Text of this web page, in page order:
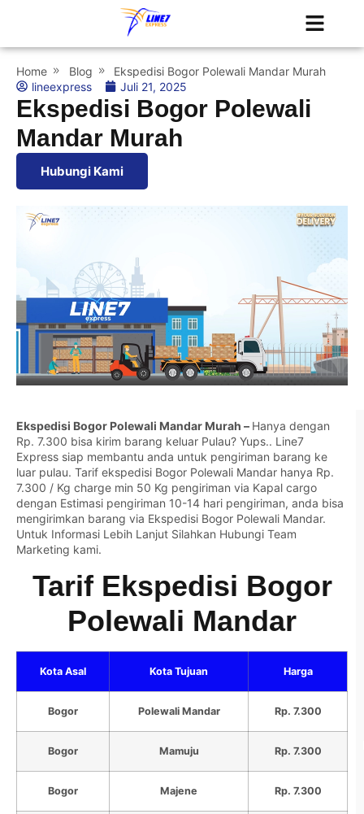
Home Blog
Ekspedisi Bogor Polewali Mandar Murah
lineexpress
Juli 21, 2025
Ekspedisi Bogor Polewali
Mandar Murah
Hubungi Kami
Ekspedisi Bogor Polewali Mandar Murah – Hanya dengan
Rp. 7.300 bisa kirim barang keluar Pulau? Yups.. Line7
Express siap membantu anda untuk pengiriman barang ke
luar pulau. Tarif ekspedisi Bogor Polewali Mandar hanya Rp.
7.300 / Kg charge min 50 Kg pengiriman via Kapal cargo
dengan Estimasi pengiriman 10-14 hari pengiriman, anda bisa
mengirimkan barang via Ekspedisi Bogor Polewali Mandar.
Untuk Informasi Lebih Lanjut Silahkan Hubungi Team
Marketing kami.
Tarif Ekspedisi Bogor
Polewali Mandar
Kota Asal Kota Tujuan Harga
Bogor Polewali Mandar Rp. 7.300
Bogor Mamuju Rp. 7.300
Bogor Majene Rp. 7.300